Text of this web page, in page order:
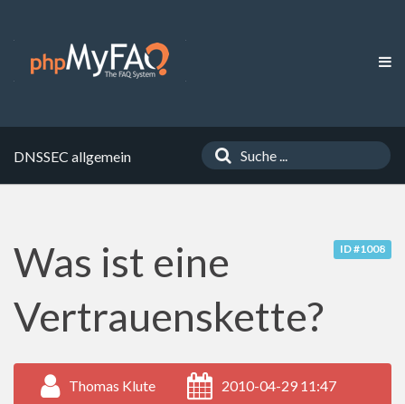
DNSSEC allgemein
ID #1008
Was ist eine
Vertrauenskette?
Thomas Klute 2010-04-29 11:47